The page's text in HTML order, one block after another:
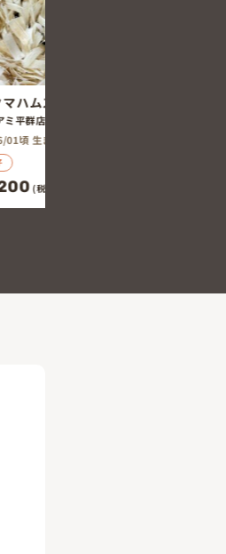
アビシニアンモルモット
ペットアミ平群店
2026/06/01頃 生まれ
男の仔
￥21,818